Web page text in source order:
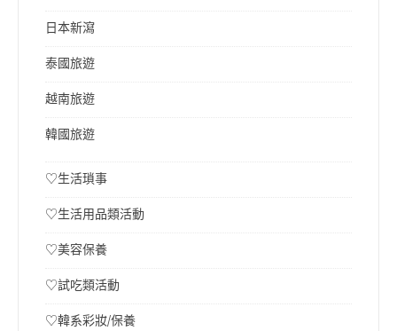
日本新瀉
泰國旅遊
越南旅遊
韓國旅遊
♡生活瑣事
♡生活用品類活動
♡美容保養
♡試吃類活動
♡韓系彩妝/保養